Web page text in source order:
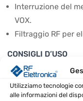
Utilizziamo tecnologie
alle informazioni del
Interruzione del
VOX.
Filtraggio RF per
CONSIGLI D’USO
Collegare il
ricetrasmettitore